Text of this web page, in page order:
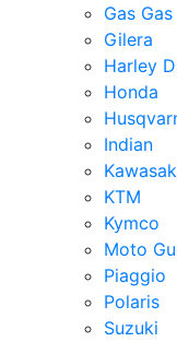
Gas Gas
Gilera
Harley
Honda
Indian
KTM
Kymco
Moto
Piaggio
Polaris
Suzuki